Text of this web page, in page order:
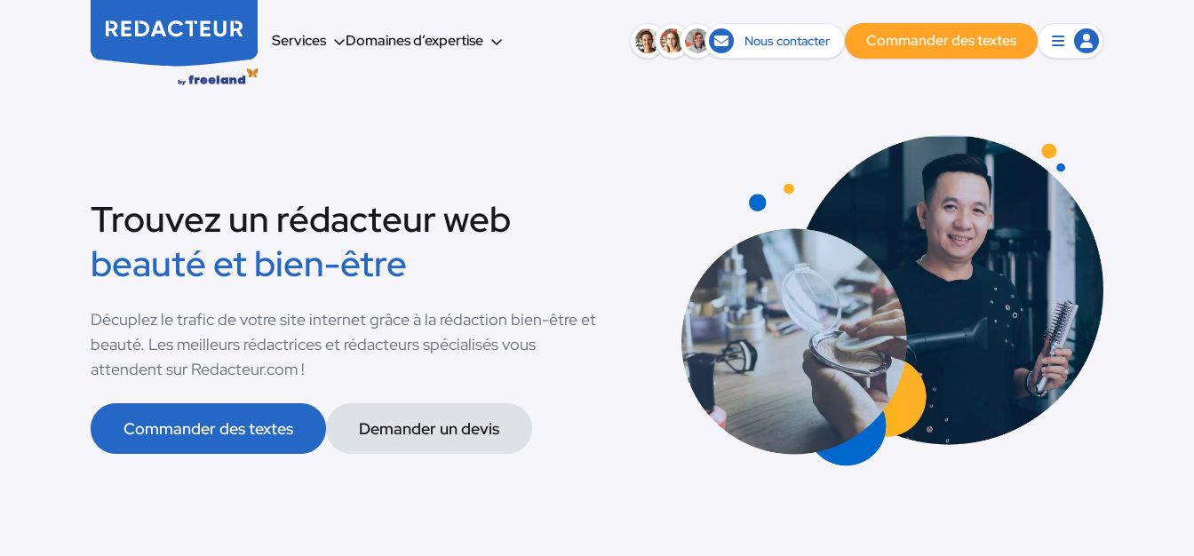
Services Domaines d’expertise Nous contacter Commander des textes
Trouvez un rédacteur web
beauté et bien-être
Décuplez le trafic de votre site internet grâce à la rédaction bien-être et
beauté. Les meilleurs rédactrices et rédacteurs spécialisés vous
attendent sur Redacteur.com !
Commander des textes Demander un devis